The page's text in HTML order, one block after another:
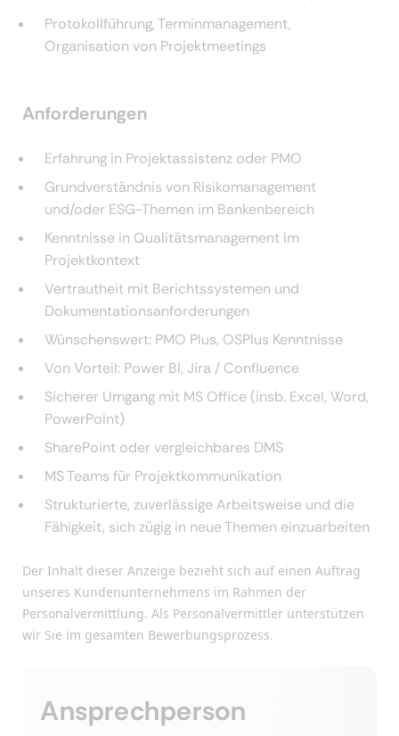
Protokollführung, Terminmanagement,
Organisation von Projektmeetings
Anforderungen
Erfahrung in Projektassistenz oder PMO
Grundverständnis von Risikomanagement
und/oder ESG-Themen im Bankenbereich
Kenntnisse in Qualitätsmanagement im
Projektkontext
Vertrautheit mit Berichtssystemen und
Dokumentationsanforderungen
Wünschenswert: PMO Plus, OSPlus Kenntnisse
Von Vorteil: Power BI, Jira / Confluence
Sicherer Umgang mit MS Office (insb. Excel, Word,
PowerPoint)
SharePoint oder vergleichbares DMS
MS Teams für Projektkommunikation
Strukturierte, zuverlässige Arbeitsweise und die
Fähigkeit, sich zügig in neue Themen einzuarbeiten
Der Inhalt dieser Anzeige bezieht sich auf einen Auftrag
unseres Kundenunternehmens im Rahmen der
Personalvermittlung. Als Personalvermittler unterstützen
wir Sie im gesamten Bewerbungsprozess.
Ansprechperson